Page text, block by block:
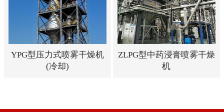
YPG型压力式喷雾干燥机
(冷却)
ZLPG型中药浸膏喷雾干燥
机